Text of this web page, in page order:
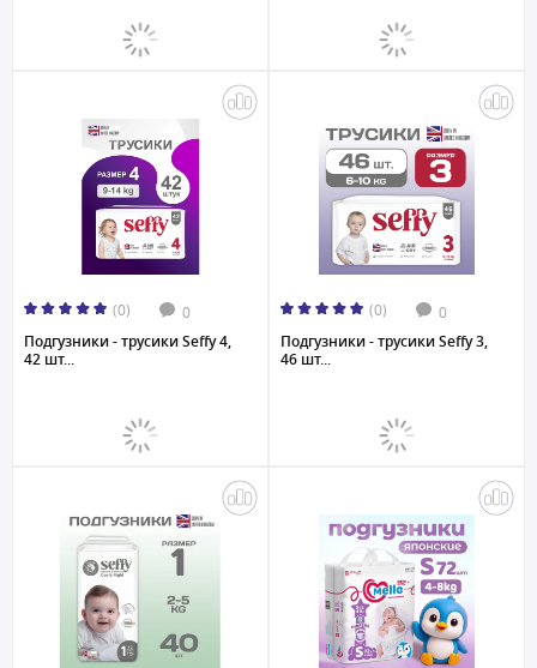
(0) 0
Подгузники - трусики Seffy 4,
42 шт...
(0) 0
Подгузники - трусики Seffy 3,
46 шт...